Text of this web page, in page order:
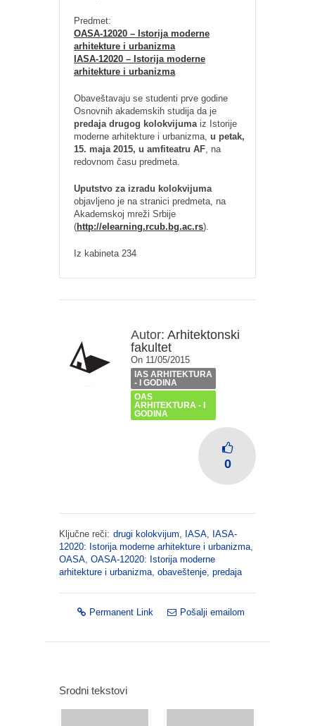
Predmet:
OASA-12020 – Istorija moderne
arhitekture i urbanizma
IASA-12020 – Istorija moderne
arhitekture i urbanizma
Obaveštavaju se studenti prve godine
Osnovnih akademskih studija da je
predaja drugog kolokvijumaiz Istorije
moderne arhitekture i urbanizma, u petak,
15. maja 2015, u amfiteatru AF, na
redovnom času predmeta.
Uputstvo za izradu kolokvijuma
objavljeno je na stranici predmeta, na
Akademskoj mreži Srbije
(http://elearning.rcub.bg.ac.rs).
Iz kabineta 234
Autor: Arhitektonski
fakultet
On 11/05/2015
IAS ARHITEKTURA
- I GODINA
OAS
ARHITEKTURA - I
GODINA
0
Ključne reči: drugi kolokvijum, IASA, IASA-
12020: Istorija moderne arhitekture i urbanizma,
OASA, OASA-12020: Istorija moderne
arhitekture i urbanizma, obaveštenje, predaja
Permanent Link Pošalji emailom
Srodni tekstovi